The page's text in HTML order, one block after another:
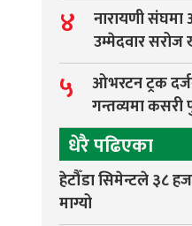
४
नारायणी संघमा
उम्मेदवार सरोज
५
ओभरटन ट्रक
गन्तव्यमा कसरी
धेरै पढिएका
हेटौँडा सिमेन्टले ३८
माग्यो